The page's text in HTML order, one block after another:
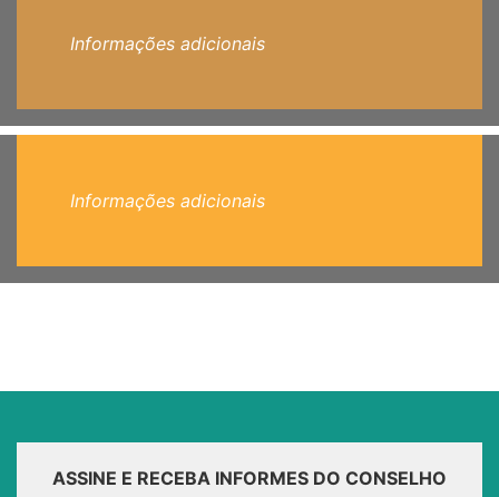
Informações adicionais
Informações adicionais
ASSINE E RECEBA INFORMES DO CONSELHO